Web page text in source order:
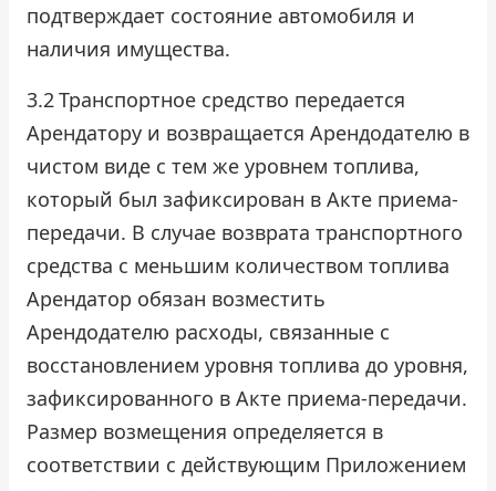
подтверждает состояние автомобиля и
наличия имущества.
3.2Транспортное средство передается
Арендатору и возвращается Арендодателю в
чистом виде с тем же уровнем топлива,
который был зафиксирован в Акте приема-
передачи. В случае возврата транспортного
средства с меньшим количеством топлива
Арендатор обязан возместить
Арендодателю расходы, связанные с
восстановлением уровня топлива до уровня,
зафиксированного в Акте приема-передачи.
Размер возмещения определяется в
соответствии с действующим Приложением